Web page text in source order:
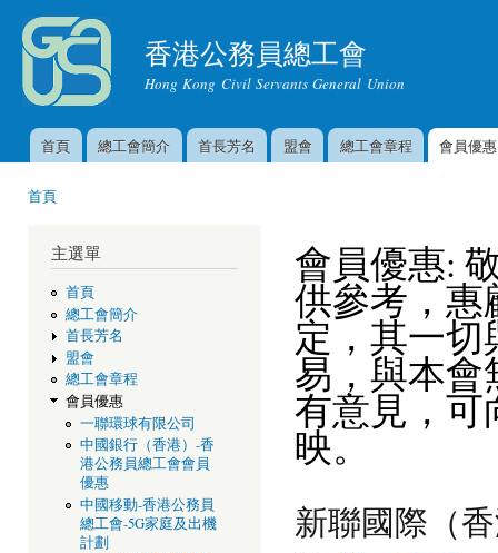
香港公務員總工會
Hong Kong Civil Servants General Union
主選單
首頁 總工會簡介 首長芳名 盟會 總工會章程 會員優惠
首頁
主選單
首頁
總工會簡介
首長芳名
盟會
總工會章程
會員優惠
一聯環球有限公司
中國銀行（香港）-香
港公務員總工會會員
優惠
中國移動-香港公務員
總工會-5G家庭及出機
計劃
會員優惠:
供參考，惠
定，其一
易，與本會
有意見，可
映。
新聯國際（